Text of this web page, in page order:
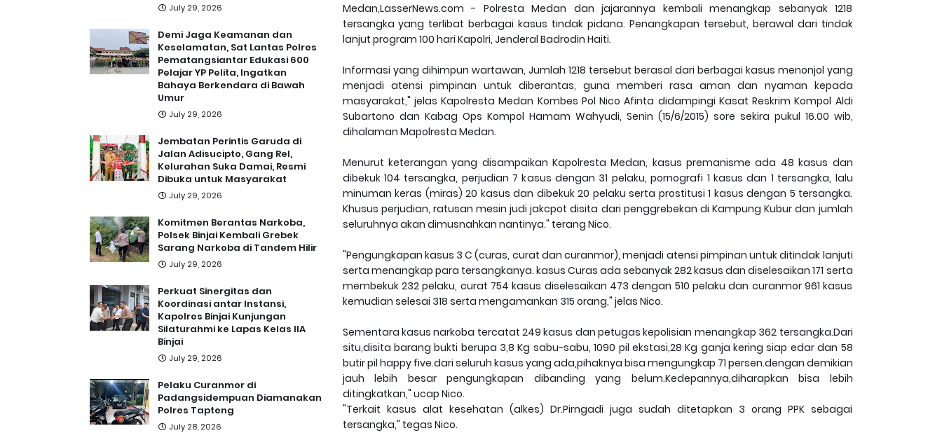
Medan,LasserNews.com - Polresta Medan dan jajarannya kembali menangkap sebanyak 1218
tersangka yang terlibat berbagai kasus tindak pidana. Penangkapan tersebut, berawal dari tindak
lanjut program 100 hari Kapolri, Jenderal Badrodin Haiti.
Informasi yang dihimpun wartawan, Jumlah 1218 tersebut berasal dari berbagai kasus menonjol yang
menjadi atensi pimpinan untuk diberantas, guna memberi rasa aman dan nyaman kepada
masyarakat," jelas Kapolresta Medan Kombes Pol Nico Afinta didampingi Kasat Reskrim Kompol Aldi
Subartono dan Kabag Ops Kompol Hamam Wahyudi, Senin (15/6/2015) sore sekira pukul 16.00 wib,
dihalaman Mapolresta Medan.
Menurut keterangan yang disampaikan Kapolresta Medan, kasus premanisme ada 48 kasus dan
dibekuk 104 tersangka, perjudian 7 kasus dengan 31 pelaku, pornografi 1 kasus dan 1 tersangka, lalu
minuman keras (miras) 20 kasus dan dibekuk 20 pelaku serta prostitusi 1 kasus dengan 5 tersangka.
Khusus perjudian, ratusan mesin judi jakcpot disita dari penggrebekan di Kampung Kubur dan jumlah
seluruhnya akan dimusnahkan nantinya." terang Nico.
"Pengungkapan kasus 3 C (curas, curat dan curanmor), menjadi atensi pimpinan untuk ditindak lanjuti
serta menangkap para tersangkanya. kasus Curas ada sebanyak 282 kasus dan diselesaikan 171 serta
membekuk 232 pelaku, curat 754 kasus diselesaikan 473 dengan 510 pelaku dan curanmor 961 kasus
kemudian selesai 318 serta mengamankan 315 orang," jelas Nico.
Sementara kasus narkoba tercatat 249 kasus dan petugas kepolisian menangkap 362 tersangka.Dari
situ,disita barang bukti berupa 3,8 Kg sabu-sabu, 1090 pil ekstasi,28 Kg ganja kering siap edar dan 58
butir pil happy five.dari seluruh kasus yang ada,pihaknya bisa mengungkap 71 persen.dengan demikian
jauh lebih besar pengungkapan dibanding yang belum.Kedepannya,diharapkan bisa lebih
ditingkatkan," ucap Nico.
"Terkait kasus alat kesehatan (alkes) Dr.Pirngadi juga sudah ditetapkan 3 orang PPK sebagai
tersangka," tegas Nico.
July 29, 2026
Demi Jaga Keamanan dan
Keselamatan, Sat Lantas Polres
Pematangsiantar Edukasi 600
Pelajar YP Pelita, Ingatkan
Bahaya Berkendara di Bawah
Umur
July 29, 2026
Jembatan Perintis Garuda di
Jalan Adisucipto, Gang Rel,
Kelurahan Suka Damai, Resmi
Dibuka untuk Masyarakat
July 29, 2026
Komitmen Berantas Narkoba,
Polsek Binjai Kembali Grebek
Sarang Narkoba di Tandem Hilir
July 29, 2026
Perkuat Sinergitas dan
Koordinasi antar Instansi,
Kapolres Binjai Kunjungan
Silaturahmi ke Lapas Kelas IIA
Binjai
July 29, 2026
Pelaku Curanmor di
Padangsidempuan Diamanakan
Polres Tapteng
July 28, 2026